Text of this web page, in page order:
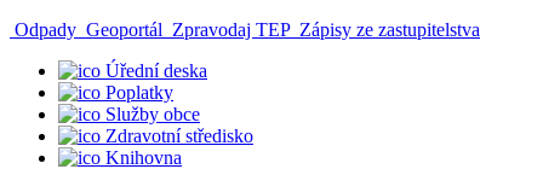
Odpady Geoportál Zpravodaj TEP Zápisy ze zastupitelstva
Úřední deska
Poplatky
Služby obce
Zdravotní středisko
Knihovna